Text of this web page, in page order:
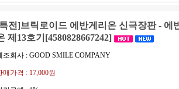
전]브릭로이드 에반게리온 신극장판 - 에
제13호기[4580828667242]
조회사 : GOOD SMILE COMPANY
매가격 : 17,000원